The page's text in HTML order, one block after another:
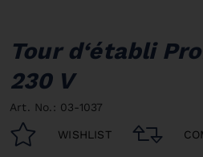
Tour d‘établi
230 V
Art. No.: 03-1037
WISHLIST